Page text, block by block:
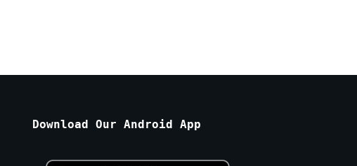
Download Our Android App